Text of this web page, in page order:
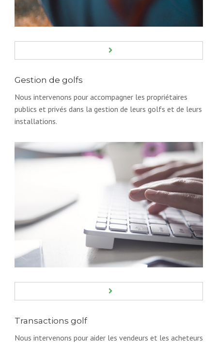
Gestion de golfs
Nous intervenons pour accompagner les propriétaires
publics et privés dans la gestion de leurs golfs et de leurs
installations.
Transactions golf
Nous intervenons pour aider les vendeurs et les acheteurs